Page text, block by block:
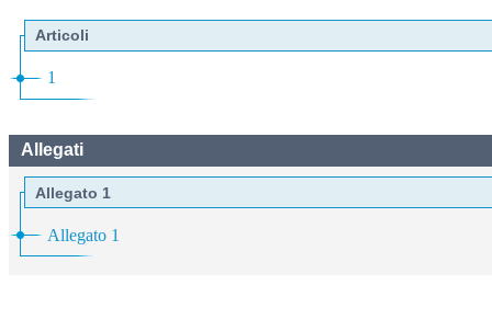
Articoli
1
Allegati
Allegato 1
Allegato 1